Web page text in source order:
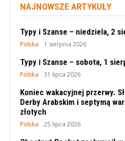
NAJNOWSZE ARTYKUŁY
Typy i Szanse – niedziela, 2
Polska 1 sierpnia 2026
Typy i Szanse – sobota, 1
Polska 31 lipca 2026
Koniec wakacyjnej przerwy.
Derby Arabskim i septymą
złotych
Polska 25 lipca 2026